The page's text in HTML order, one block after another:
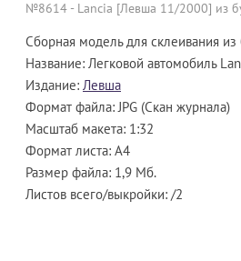
№8614 - Lancia [Левша 11/2000] из
Сборная модель для склеивания
Название: Легковой автомобиль
Издание: Левша
Формат файла: JPG (Скан журнала)
Масштаб макета: 1:32
Формат листа: А4
Размер файла: 1,9 Мб.
Листов всего/выкройки: /2